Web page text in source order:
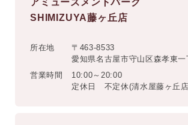
アミューズメントパーク
SHIMIZUYA藤ヶ丘店
所在地
〒463-8533
愛知県名古屋市守山区森孝東
営業時間
10:00～20:00
定休日 不定休(清水屋藤ヶ丘